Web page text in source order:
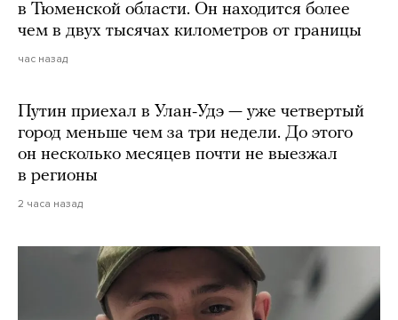
в Тюменской области. Он находится более
чем в двух тысячах километров от границы
час назад
Путин приехал в Улан-Удэ — уже четвертый
город меньше чем за три недели. До этого
он несколько месяцев почти не выезжал
в регионы
2 часа назад